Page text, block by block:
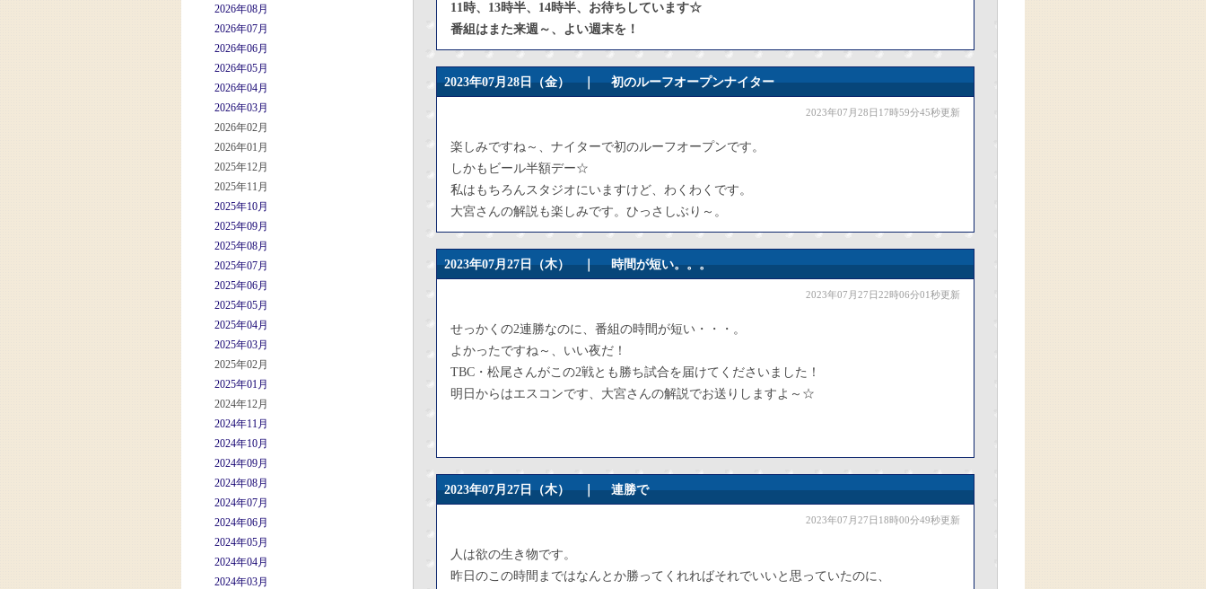
2026年08月
2026年07月
2026年06月
2026年05月
2026年04月
2026年03月
2026年02月
2026年01月
2025年12月
2025年11月
2025年10月
2025年09月
2025年08月
2025年07月
2025年06月
2025年05月
2025年04月
2025年03月
2025年02月
2025年01月
2024年12月
2024年11月
2024年10月
2024年09月
2024年08月
2024年07月
2024年06月
2024年05月
2024年04月
2024年03月
11時、13時半、14時半、お待ちしています☆
番組はまた来週～、よい週末を！
2023年07月28日（金） ｜初のルーフオープンナイター
2023年07月28日17時59分45秒更新
楽しみですね～、ナイターで初のルーフオープンです。
しかもビール半額デー☆
私はもちろんスタジオにいますけど、わくわくです。
大宮さんの解説も楽しみです。ひっさしぶり～。
2023年07月27日（木） ｜時間が短い。。。
2023年07月27日22時06分01秒更新
せっかくの2連勝なのに、番組の時間が短い・・・。
よかったですね～、いい夜だ！
TBC・松尾さんがこの2戦とも勝ち試合を届けてくださいました！
明日からはエスコンです、大宮さんの解説でお送りしますよ～☆
2023年07月27日（木） ｜連勝で
2023年07月27日18時00分49秒更新
人は欲の生き物です。
昨日のこの時間まではなんとか勝ってくれればそれでいいと思っていたのに、